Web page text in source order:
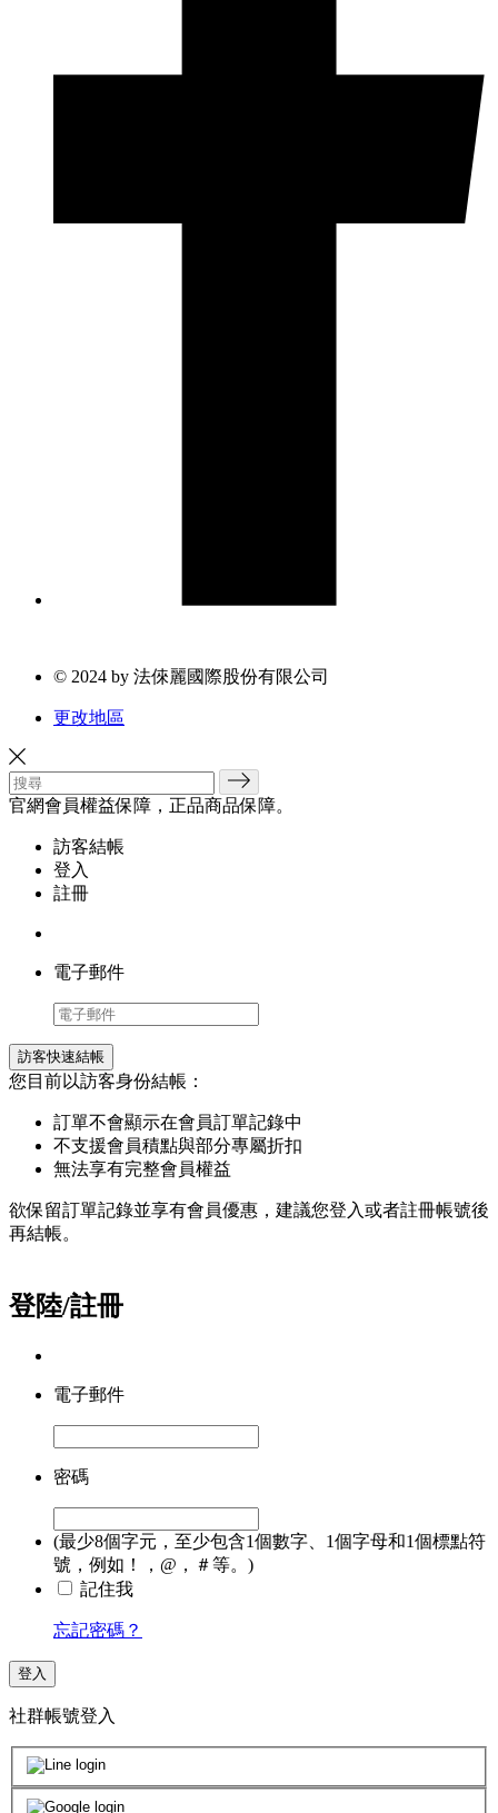
© 2024 by 法倈麗國際股份有限公司
更改地區
官網會員權益保障，正品商品保障。
訪客結帳
登入
註冊
電子郵件
訪客快速結帳
您目前以訪客身份結帳：
訂單不會顯示在會員訂單記錄中
不支援會員積點與部分專屬折扣
無法享有完整會員權益
欲保留訂單記錄並享有會員優惠，建議您登入或者註冊帳號後
再結帳。
登陸/註冊
電子郵件
密碼
(最少8個字元，至少包含1個數字、1個字母和1個標點符
號，例如！，@，＃等。)
記住我
忘記密碼？
登入
社群帳號登入